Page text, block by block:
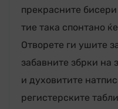
прекрасните
тие така спонтано
Отворете ги ушите
забавните збрки на
и духовитите
регистерските